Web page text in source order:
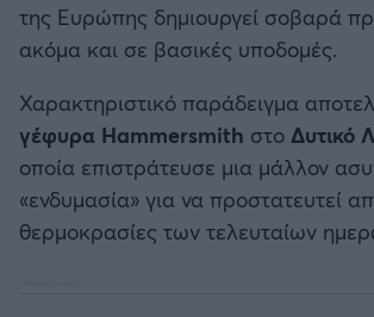
Μπαρτσελόνα
Ρεάλ Μαδρίτης
Ατλέτικο Μαδρίτης
Μάντσεστερ Γιουνάιτεντ
της Ευρώπης δημιουργεί σοβαρά
ακόμα και σε βασικές υποδομές.
Χαρακτηριστικό παράδειγμα
γέφυρα Hammersmith στο Δυτικό
οποία επιστράτευσε μια μάλλον
«ενδυμασία» για να προστατευτεί
θερμοκρασίες των τελευταίων